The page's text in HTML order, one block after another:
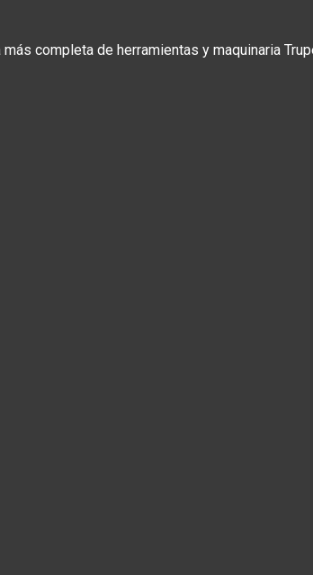
completa de herramientas y maquinaria